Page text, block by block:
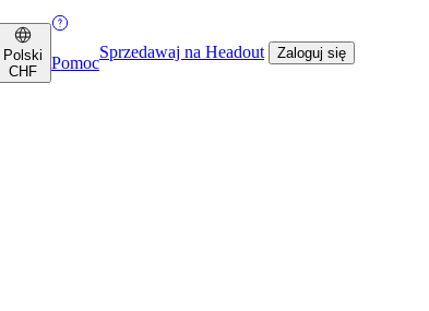
Polski
CHF
Pomoc
Sprzedawaj na Headout Zaloguj się